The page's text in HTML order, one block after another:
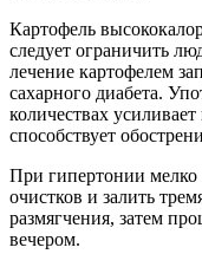
Картофель
следует ограничить
лечение картофелем
сахарного диабета.
количествах
способствует
При гипертонии мелко
очистков и залить
размягчения, затем
вечером.